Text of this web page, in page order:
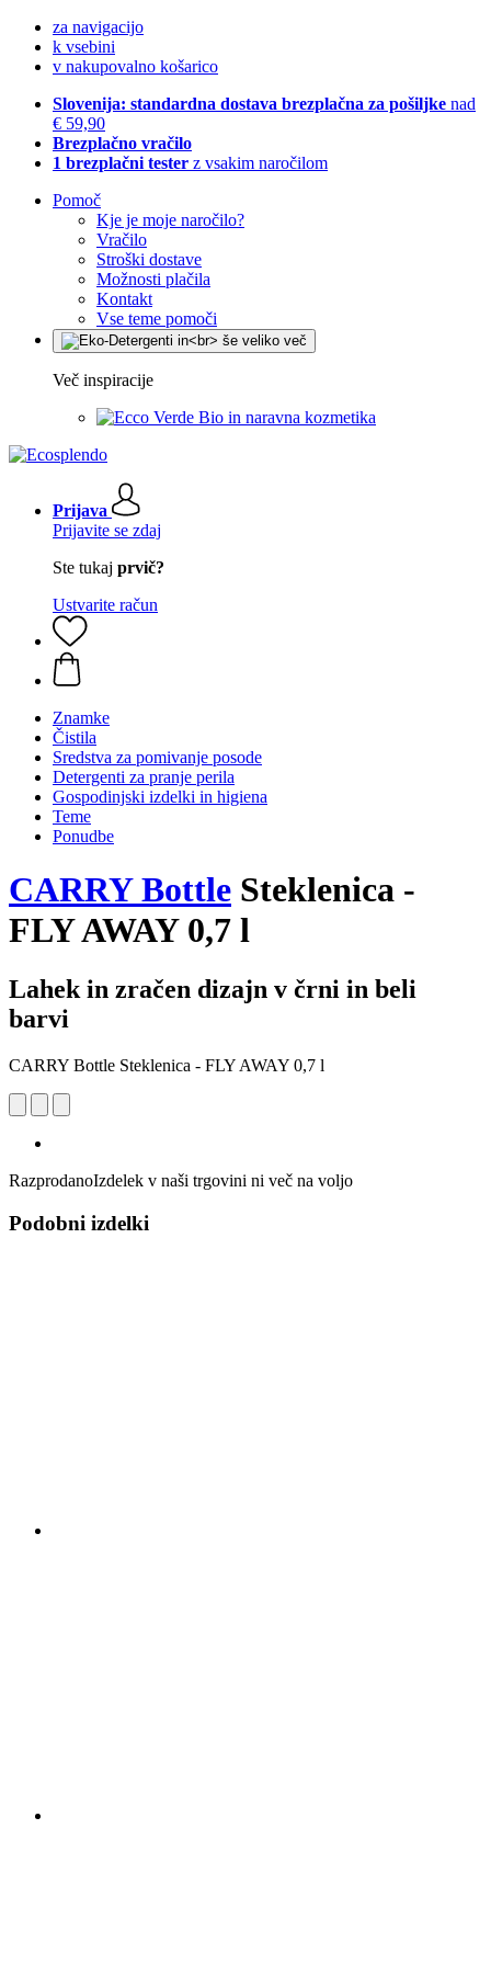
za navigacijo
k vsebini
v nakupovalno košarico
Slovenija: standardna dostava brezplačna za pošiljke nad
€ 59,90
Brezplačno vračilo
1 brezplačni tester z vsakim naročilom
Pomoč
Kje je moje naročilo?
Vračilo
Stroški dostave
Možnosti plačila
Kontakt
Vse teme pomoči
Več inspiracije
Bio in naravna kozmetika
Prijava
Prijavite se zdaj
Ste tukaj prvič?
Ustvarite račun
Znamke
Čistila
Sredstva za pomivanje posode
Detergenti za pranje perila
Gospodinjski izdelki in higiena
Teme
Ponudbe
CARRY Bottle Steklenica -
FLY AWAY 0,7 l
Lahek in zračen dizajn v črni in beli
barvi
CARRY Bottle Steklenica - FLY AWAY 0,7 l
RazprodanoIzdelek v naši trgovini ni več na voljo
Podobni izdelki